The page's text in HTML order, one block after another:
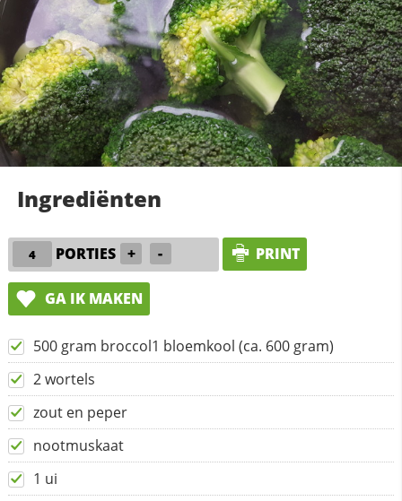
Ingrediënten
PORTIES + - PRINT
GA IK MAKEN
500 gram broccol1 bloemkool (ca. 600 gram)
2 wortels
zout en peper
nootmuskaat
1 ui